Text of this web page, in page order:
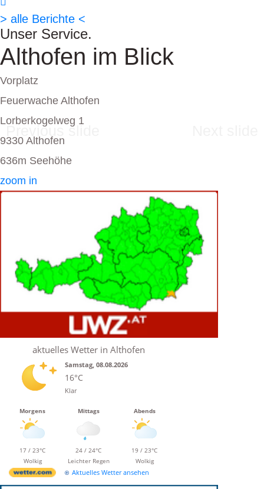
> alle Berichte <
Unser Service.
Althofen im Blick
Vorplatz
Feuerwache Althofen
Lorberkogelweg 1
9330 Althofen
636m Seehöhe
zoom in
Previous slide
aktuelles Wetter in Althofen
Samstag, 08.08.2026
16°C
Klar
Morgens
17 / 23°C
Wolkig
Mittags
24 / 24°C
Leichter Regen
Abends
19 / 23°C
Wolkig
Aktuelles Wetter ansehen